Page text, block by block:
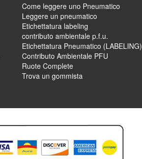
Come leggere uno Pneumatico
Leggere un pneumatico
Etichettatura labeling
contributo ambientale p.f.u.
Etichettatura Pneumatico (LABELING)
Contributo Ambientale PFU
Ruote Complete
Trova un gommista